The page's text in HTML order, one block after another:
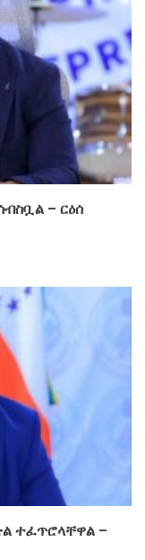
– ርዕሰ
ተፈጥሮላቸዋል –